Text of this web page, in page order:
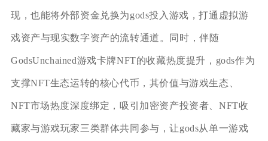
现，也能将外部资金兑换为gods投入游戏，打通虚拟游
戏资产与现实数字资产的流转通道。同时，伴随
GodsUnchained游戏卡牌NFT的收藏热度提升，gods作为
支撑NFT生态运转的核心代币，其价值与游戏生态、
NFT市场热度深度绑定，吸引加密资产投资者、NFT收
藏家与游戏玩家三类群体共同参与，让gods从单一游戏